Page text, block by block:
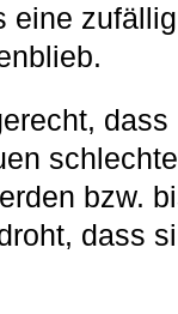
eine
bzw.
dass